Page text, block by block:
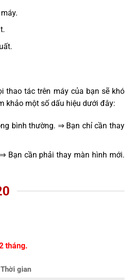
thao tác trên máy của bạn sẽ khó
khảo một số dấu hiệu dưới đây:
bình thường. ⇒ Bạn chỉ cần thay
Bạn cần phải thay màn hình mới.
tháng.
Thời gian